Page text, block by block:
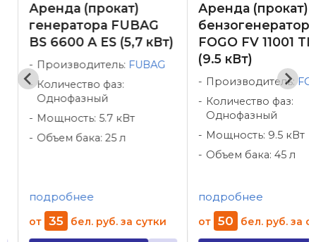
Аренда (прокат)
генератора FUBAG
BS 6600 A ES (5,7 кВт)
Производитель:FUBAG
Количество фаз:
Однофазный
Мощность: 5.7 кВт
Объем бака: 25 л
подробнее
от 35 бел. руб. за сутки
Аренда (прокат)
бензогенератора
FOGO FV 11001
(9.5 кВт)
Производитель:
Количество фаз:
Однофазный
Мощность: 9.5 кВт
Объем бака: 45 л
подробнее
от 50 бел. руб. за